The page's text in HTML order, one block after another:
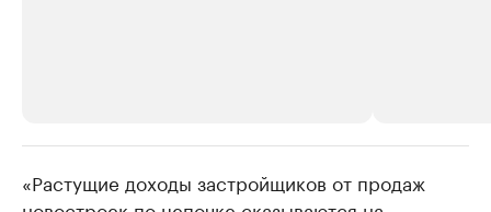
«Растущие доходы застройщиков от продаж